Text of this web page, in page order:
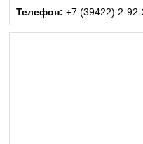
Телефон: +7 (39422) 2-92-